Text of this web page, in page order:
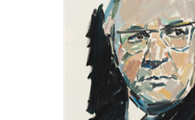
אתר ספר מודפס